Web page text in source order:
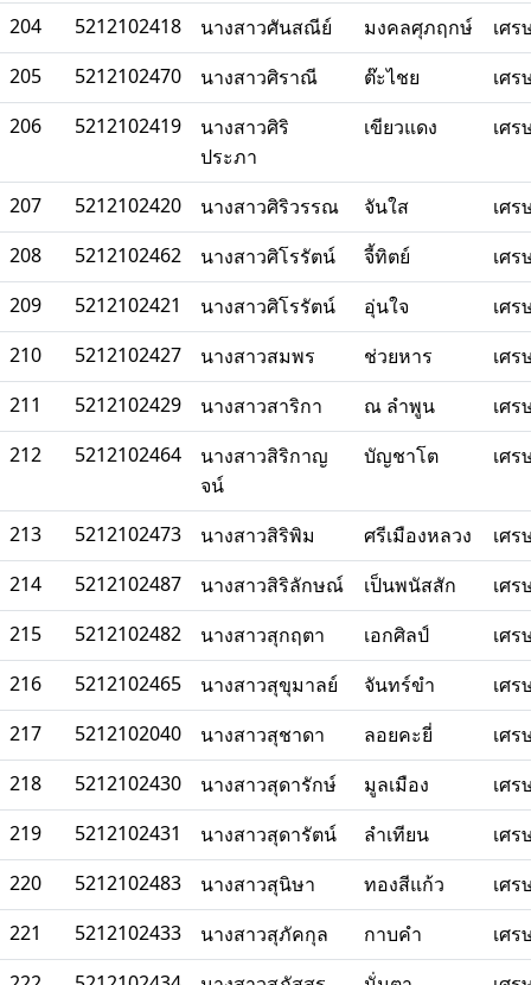
204
5212102418 นางสาวศันสณีย์ มงคลศุภฤกษ์
เศ
205
5212102470 นางสาวศิราณี ต๊ะไชย
เศ
206
5212102419
นางสาวศิริ
ประภา
เขียวแดง เศ
207 5212102420 นางสาวศิริวรรณ จันใส
เศ
208
5212102462 นางสาวศิโรรัตน์ จี้ทิตย์
เศ
209
5212102421 นางสาวศิโรรัตน์ อุ่นใจ
เศ
210
5212102427 นางสาวสมพร ช่วยหาร
เศ
211
5212102429 นางสาวสาริกา ณ ลำพูน
เศ
212
5212102464
นางสาวสิริกาญ
จน์
บัญชาโต เศ
213 5212102473 นางสาวสิริพิม ศรีเมืองหลวง
เศ
214
5212102487 นางสาวสิริลักษณ์ เป็นพนัสสัก
เศ
215
5212102482 นางสาวสุกฤตา เอกศิลป์
เศ
216
5212102465 นางสาวสุขุมาลย์ จันทร์ขำ
เศ
217
5212102040 นางสาวสุชาดา ลอยคะยี่
เศ
218
5212102430 นางสาวสุดารักษ์ มูลเมือง
เศ
219
5212102431 นางสาวสุดารัตน์ ลำเทียน
เศ
220
5212102483 นางสาวสุนิษา ทองสีแก้ว
เศ
221
5212102433 นางสาวสุภัคกุล กาบคำ
เศ